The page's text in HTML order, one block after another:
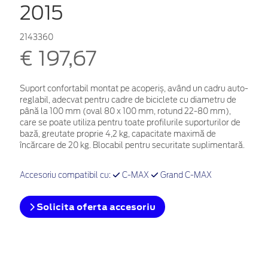
2015
2143360
€ 197,67
Suport confortabil montat pe acoperiș, având un cadru auto-
reglabil, adecvat pentru cadre de biciclete cu diametru de
până la 100 mm (oval 80 x 100 mm, rotund 22-80 mm),
care se poate utiliza pentru toate profilurile suporturilor de
bază, greutate proprie 4,2 kg, capacitate maximă de
încărcare de 20 kg. Blocabil pentru securitate suplimentară.
Accesoriu compatibil cu: C-MAX Grand C-MAX
Solicita oferta accesoriu